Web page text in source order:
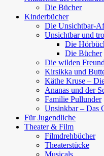
Die Bücher
Kinderbücher
Die Unsichtbar-
Unsichtbar und
Die
Die Bücher
Die wilden
Kirsikka und
Käthe Kruse –
Ananas und der
Familie Pullunder
Unsinkbar – Das
Für Jugendliche
Theater & Film
Filmdrehbücher
Theaterstücke